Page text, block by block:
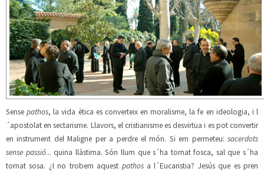
Sensepathos, la vida ètica es converteix en moralisme, la fe en ideologia, i l
´apostolat en sectarisme. Llavors, el cristianisme es desvirtua i es pot convertir
en instrument del Maligne per a perdre el món. Si em permeteu: sacerdots
sense passió... quina llàstima. Són llum que s´ha tornat fosca, sal que s´ha
tornat sosa. ¿I no trobem aquest pathosa l´Eucaristia? Jesús que es pren